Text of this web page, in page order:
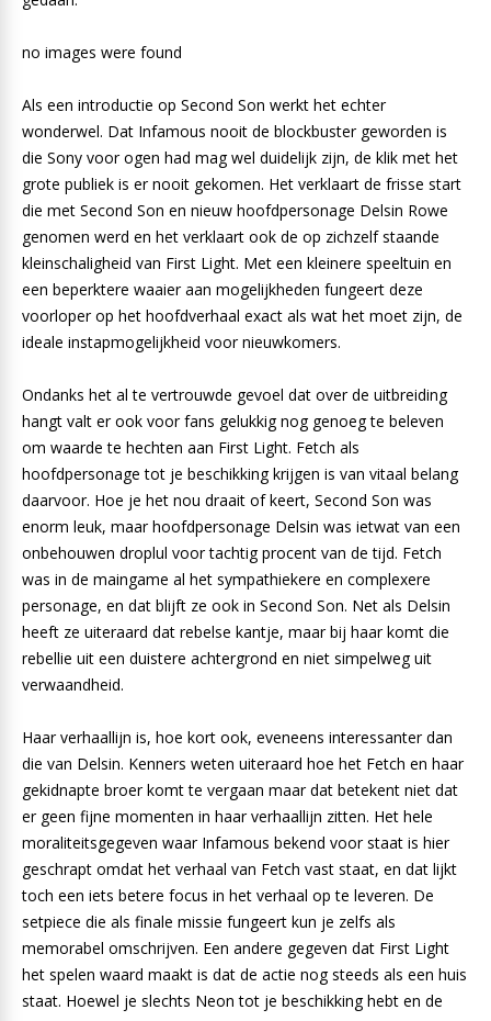
no images were found
Als een introductie op Second Son werkt het echter
wonderwel. Dat Infamous nooit de blockbuster geworden is
die Sony voor ogen had mag wel duidelijk zijn, de klik met het
grote publiek is er nooit gekomen. Het verklaart de frisse start
die met Second Son en nieuw hoofdpersonage Delsin Rowe
genomen werd en het verklaart ook de op zichzelf staande
kleinschaligheid van First Light. Met een kleinere speeltuin en
een beperktere waaier aan mogelijkheden fungeert deze
voorloper op het hoofdverhaal exact als wat het moet zijn, de
ideale instapmogelijkheid voor nieuwkomers.
Ondanks het al te vertrouwde gevoel dat over de uitbreiding
hangt valt er ook voor fans gelukkig nog genoeg te beleven
om waarde te hechten aan First Light. Fetch als
hoofdpersonage tot je beschikking krijgen is van vitaal belang
daarvoor. Hoe je het nou draait of keert, Second Son was
enorm leuk, maar hoofdpersonage Delsin was ietwat van een
onbehouwen droplul voor tachtig procent van de tijd. Fetch
was in de maingame al het sympathiekere en complexere
personage, en dat blijft ze ook in Second Son. Net als Delsin
heeft ze uiteraard dat rebelse kantje, maar bij haar komt die
rebellie uit een duistere achtergrond en niet simpelweg uit
verwaandheid.
Haar verhaallijn is, hoe kort ook, eveneens interessanter dan
die van Delsin. Kenners weten uiteraard hoe het Fetch en haar
gekidnapte broer komt te vergaan maar dat betekent niet dat
er geen fijne momenten in haar verhaallijn zitten. Het hele
moraliteitsgegeven waar Infamous bekend voor staat is hier
geschrapt omdat het verhaal van Fetch vast staat, en dat lijkt
toch een iets betere focus in het verhaal op te leveren. De
setpiece die als finale missie fungeert kun je zelfs als
memorabel omschrijven. Een andere gegeven dat First Light
het spelen waard maakt is dat de actie nog steeds als een huis
staat. Hoewel je slechts Neon tot je beschikking hebt en de